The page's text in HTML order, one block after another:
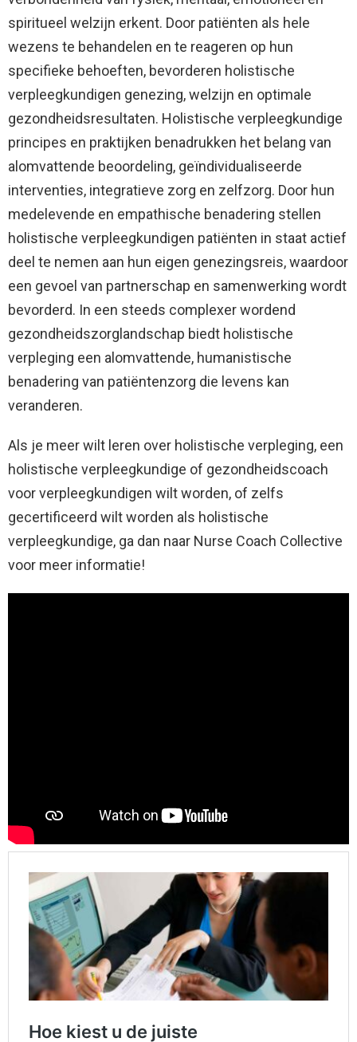
spiritueel welzijn erkent. Door patiënten als hele
wezens te behandelen en te reageren op hun
specifieke behoeften, bevorderen holistische
verpleegkundigen genezing, welzijn en optimale
gezondheidsresultaten. Holistische verpleegkundige
principes en praktijken benadrukken het belang van
alomvattende beoordeling, geïndividualiseerde
interventies, integratieve zorg en zelfzorg. Door hun
medelevende en empathische benadering stellen
holistische verpleegkundigen patiënten in staat actief
deel te nemen aan hun eigen genezingsreis, waardoor
een gevoel van partnerschap en samenwerking wordt
bevorderd. In een steeds complexer wordend
gezondheidszorglandschap biedt holistische
verpleging een alomvattende, humanistische
benadering van patiëntenzorg die levens kan
veranderen.
Als je meer wilt leren over holistische verpleging, een
holistische verpleegkundige of gezondheidscoach
voor verpleegkundigen wilt worden, of zelfs
gecertificeerd wilt worden als holistische
verpleegkundige, ga dan naar Nurse Coach Collective
voor meer informatie!